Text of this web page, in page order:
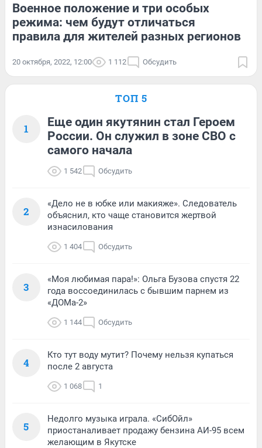
Военное положение и три особых
режима: чем будут отличаться
правила для жителей разных регионов
20 октября, 2022, 12:00 1 112 Обсудить
ТОП 5
1
Еще один якутянин стал Героем
России. Он служил в зоне СВО с
самого начала
1 542 Обсудить
2
«Дело не в юбке или макияже». Следователь
объяснил, кто чаще становится жертвой
изнасилования
1 404 Обсудить
3
«Моя любимая пара!»: Ольга Бузова спустя 22
года воссоединилась с бывшим парнем из
«ДОМа-2»
1 144 Обсудить
4
Кто тут воду мутит? Почему нельзя купаться
после 2 августа
1 068 1
5
Недолго музыка играла. «СибОйл»
приостаналивает продажу бензина АИ-95 всем
желающим в Якутске